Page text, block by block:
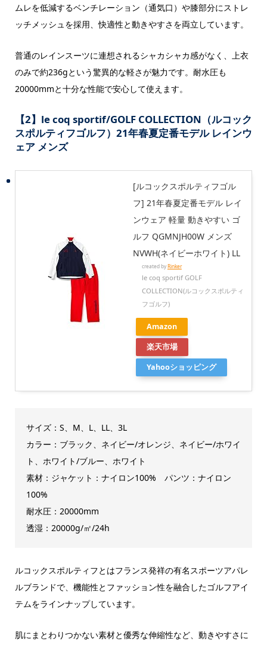
ムレを低減するベンチレーション（通気口）や膝部分にストレ
ッチメッシュを採用、快適性と動きやすさを両立しています。
普通のレインスーツに連想されるシャカシャカ感がなく、上衣
のみで約236gという驚異的な軽さが魅力です。耐水圧も
20000mmと十分な性能で安心して使えます。
【2】le coq sportif/GOLF COLLECTION（ルコック
スポルティフゴルフ）21年春夏定番モデル レインウ
ェア メンズ
[ルコックスポルティフゴル
フ] 21年春夏定番モデル レイ
ンウェア 軽量 動きやすい ゴ
ルフ QGMNJH00W メンズ
NVWH(ネイビーホワイト) LL
created byRinker
le coq sportif GOLF
COLLECTION(ルコックスポルティ
フゴルフ)
Amazon
楽天市場
Yahooショッピング
サイズ：S、M、L、LL、3L
カラー：ブラック、ネイビー/オレンジ、ネイビー/ホワイ
ト、ホワイト/ブルー、ホワイト
素材：ジャケット：ナイロン100% パンツ：ナイロン
100%
耐水圧：20000mm
透湿：20000g/㎡/24h
ルコックスポルティフとはフランス発祥の有名スポーツアパレ
ルブランドで、機能性とファッション性を融合したゴルフアイ
テムをラインナップしています。
肌にまとわりつかない素材と優秀な伸縮性など、動きやすさに